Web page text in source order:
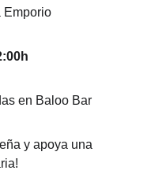
Emporio
en Baloo Bar
y apoya una